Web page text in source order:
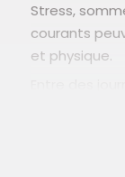
Stress,
courants
et physique.
vie et touche